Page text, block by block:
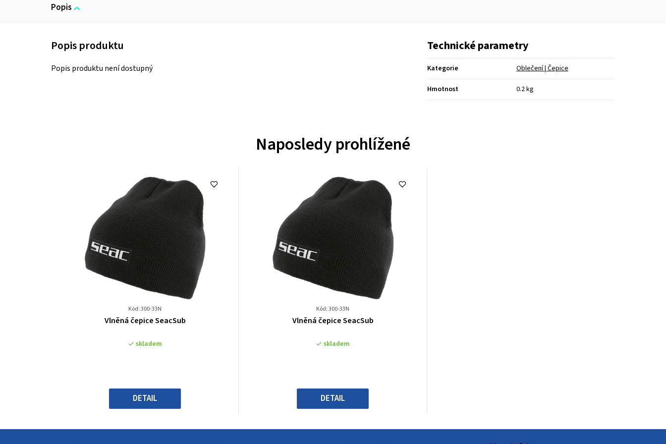
Popis
Popis produktu není dostupný
Technické parametry
Kategorie Oblečení | Čepice
Hmotnost 0.2 kg
Naposledy prohlížené
Kód: 300-33N
Průměrné
produktu
5
hvězdiček.
Vlněná čepice SeacSub
skladem
DETAIL
Kód: 300-33N
Průměrné
produktu
5
hvězdiček.
Vlněná čepice SeacSub
skladem
DETAIL